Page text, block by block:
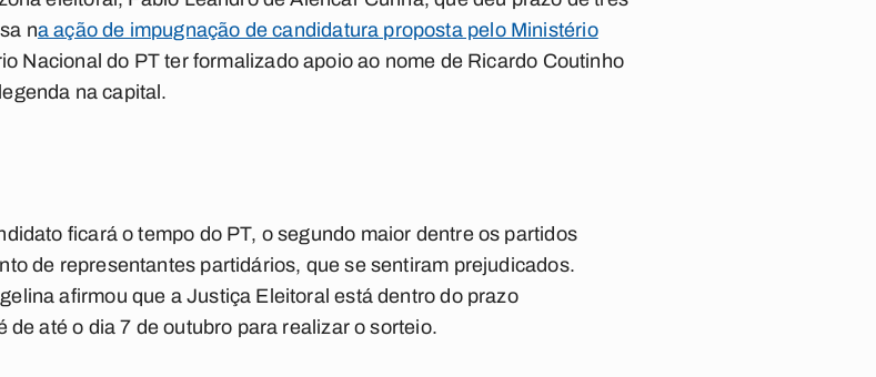
na ação de impugnação de candidatura proposta pelo Ministério
Nacional do PT ter formalizado apoio ao nome de Ricardo Coutinho
na capital.
ficará o tempo do PT, o segundo maior dentre os partidos
de representantes partidários, que se sentiram prejudicados.
afirmou que a Justiça Eleitoral está dentro do prazo
até o dia 7 de outubro para realizar o sorteio.